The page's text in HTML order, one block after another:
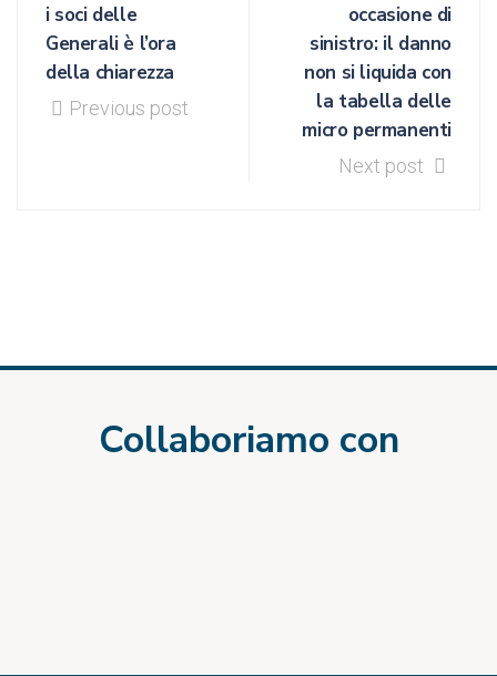
i soci delle
Generali è l’ora
della chiarezza
Previous post
occasione di
sinistro: il danno
non si liquida con
la tabella delle
micro permanenti
Next post
Collaboriamo con